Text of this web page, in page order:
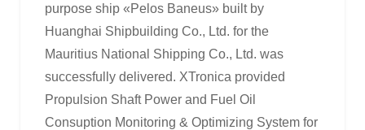
purpose ship «Pelos Baneus» built by
Huanghai Shipbuilding Co., Ltd. for the
Mauritius National Shipping Co., Ltd. was
successfully delivered. XTronica provided
Propulsion Shaft Power and Fuel Oil
Consuption Monitoring & Optimizing System for